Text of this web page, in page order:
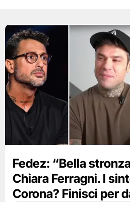
Fedez: “Bella
Chiara Ferragni. I
Corona? Finisci per